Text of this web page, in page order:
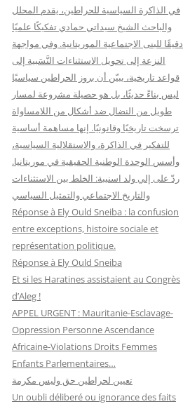
في الذاكرة السياسية للحراطين، يقدم المحلل
والباحث الشيخ سيداتي حمادي تفكيكًا علميًا
دقيقًا للبنى الاجتماعية الموريتانية. وفي مواجهة
النزعة إلى تحويل الاستثناءات النَّسَبية إلى
قواعد تاريخية، يبيّن أن بروز الحراطين سياسيًا
ليس بناءً حديثًا، بل هو حصيلة مشروعة لمسار
طويل من النضال ضد أشكال من اللامساواة
ترسخت تاريخيًا وقانونيًا. إنها مساهمة أساسية
للتفكير في الذاكرة، والاستقلالية السياسية،
وأسس الوحدة الوطنية الحقيقية في موريتانيا.
ردّ على إلي ولد اسنيبة: الخلط بين الاستثناءات
والتاريخ الاجتماعي والتمثيل السياسي
Réponse à Ely Ould Sneiba : la confusion
entre exceptions, histoire sociale et
représentation politique.
Réponse à Ely Ould Sneiba
Et si les Haratines assistaient au Congrès
d’Aleg !
APPEL URGENT : Mauritanie-Esclavage-
Oppression Personne Ascendance
Africaine-Violations Droits Femmes
Enfants Parlementaires…
تعيين لحراطين حق وليس مكرمة
Un oubli déliberé ou ignorance des faits